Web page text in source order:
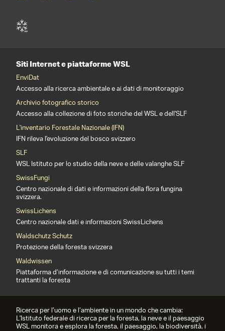
Siti Internet e piattaforme WSL
EnviDat
Accesso alla ricerca ambientale e ai dati di monitoraggio
Archivio fotografico storico
Accesso alla collezione di foto storiche del WSL e dell'SLF
L'inventario Forestale Nazionale (IFN)
IFN rileva l'evoluzione del bosco svizzero
SLF
WSL Istituto per lo studio della neve e delle valanghe SLF
SwissFungi
Centro nazionale di dati e informazioni della flora fungina
svizzera.
SwissLichens
Centro nazionale dati e informazioni SwissLichens
Waldschutz Schutz
Protezione della foresta svizzera
Waldwissen
Piattaforma d’informazione e di comunicazione su tutti i temi
trattanti la foresta
Ricerca per l’uomo e l’ambiente in un mondo che cambia:
L'Istituto federale di ricerca per la foresta, la neve e il paesaggio
WSL monitora e esplora la foresta, il paesaggio, la biodiversità, i